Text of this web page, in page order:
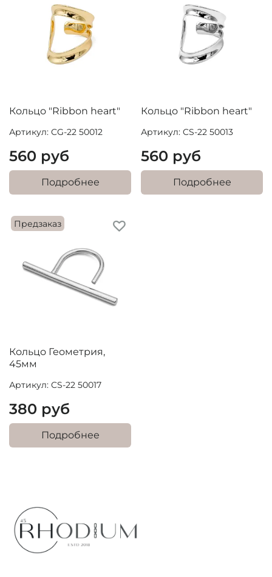
Кольцо "Ribbon heart"
Артикул: CG-22 50012
560 руб
Подробнее
Кольцо "Ribbon heart"
Артикул: CS-22 50013
560 руб
Подробнее
Предзаказ
Кольцо Геометрия,
45мм
Артикул: CS-22 50017
380 руб
Подробнее